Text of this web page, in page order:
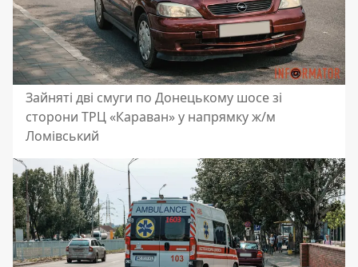
Зайняті дві смуги по Донецькому шосе зі
сторони ТРЦ «Караван» у напрямку ж/м
Ломівський